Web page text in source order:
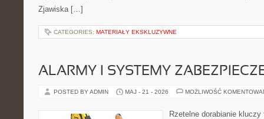
Zjawiska […]
CATEGORIES: MATERIAŁY EKSKLUZYWNE
ALARMY I SYSTEMY
POSTED BY ADMIN MAJ - 21 - 2026 MOŻLIWOŚĆ
Rzetelne dorabianie